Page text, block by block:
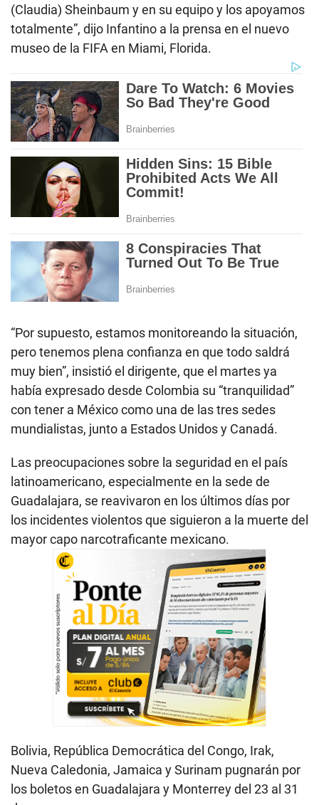
(Claudia) Sheinbaum y en su equipo y los apoyamos
totalmente”, dijo Infantino a la prensa en el nuevo
museo de la FIFA en Miami, Florida.
“Por supuesto, estamos monitoreando la situación,
pero tenemos plena confianza en que todo saldrá
muy bien”, insistió el dirigente, que el martes ya
había expresado desde Colombia su “tranquilidad”
con tener a México como una de las tres sedes
mundialistas, junto a Estados Unidos y Canadá.
Las preocupaciones sobre la seguridad en el país
latinoamericano, especialmente en la sede de
Guadalajara, se reavivaron en los últimos días por
los incidentes violentos que siguieron a la muerte del
mayor capo narcotraficante mexicano.
Bolivia, República Democrática del Congo, Irak,
Nueva Caledonia, Jamaica y Surinam pugnarán por
los boletos en Guadalajara y Monterrey del 23 al 31